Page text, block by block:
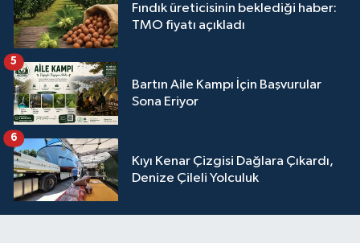
Fındık üreticisinin beklediği haber:
TMO fiyatı açıkladı
Bartın Aile Kampı İçin Başvurular
Sona Eriyor
5
Kıyı Kenar Çizgisi Dağlara Çıkardı,
Denize Çileli Yolculuk
6